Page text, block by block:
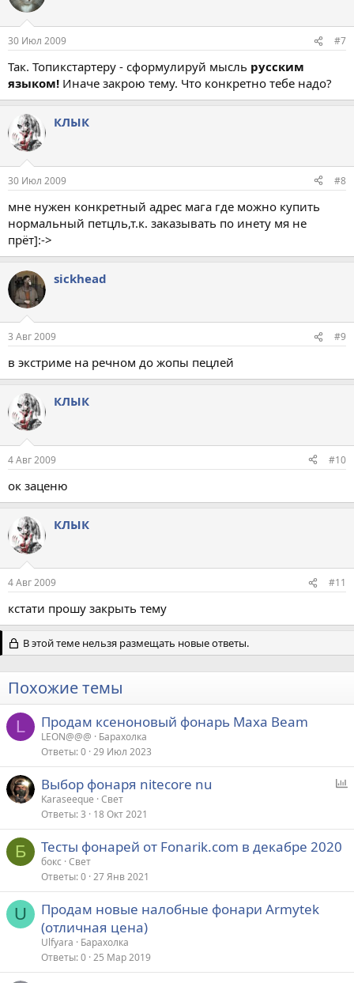
30 Июл 2009 #7
Так. Топикстартеру - сформулируй мысль русским
языком! Иначе закрою тему. Что конкретно тебе надо?
КЛЫК
30 Июл 2009 #8
мне нужен конкретный адрес мага где можно купить
нормальный петцль,т.к. заказывать по инету мя не
прёт]:->
sickhead
3 Авг 2009 #9
в экстриме на речном до жопы пецлей
КЛЫК
4 Авг 2009 #10
ок заценю
КЛЫК
4 Авг 2009 #11
кстати прошу закрыть тему
В этой теме нельзя размещать новые ответы.
Похожие темы
L Продам ксеноновый фонарь Maxa Beam
LEON@@@
Барахолка
Ответы 0 29 Июл 2023
о
Выбор фонаря nitecore nu
Karaseeque Свет
Ответы 3 18 Окт 2021
Б Тесты фонарей от Fonarik.com в декабре 2020
бокс Свет
Ответы 0 27 Янв 2021
U
Продам новые налобные фонари Armytek
(отличная цена)
Ulfyara
Барахолка
Ответы 0 25 Мар 2019